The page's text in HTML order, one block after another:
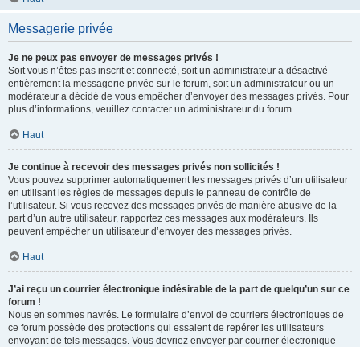
Messagerie privée
Je ne peux pas envoyer de messages privés !
Soit vous n’êtes pas inscrit et connecté, soit un administrateur a désactivé
entièrement la messagerie privée sur le forum, soit un administrateur ou un
modérateur a décidé de vous empêcher d’envoyer des messages privés. Pour
plus d’informations, veuillez contacter un administrateur du forum.
Haut
Je continue à recevoir des messages privés non sollicités !
Vous pouvez supprimer automatiquement les messages privés d’un utilisateur
en utilisant les règles de messages depuis le panneau de contrôle de
l’utilisateur. Si vous recevez des messages privés de manière abusive de la
part d’un autre utilisateur, rapportez ces messages aux modérateurs. Ils
peuvent empêcher un utilisateur d’envoyer des messages privés.
Haut
J’ai reçu un courrier électronique indésirable de la part de quelqu’un sur ce
forum !
Nous en sommes navrés. Le formulaire d’envoi de courriers électroniques de
ce forum possède des protections qui essaient de repérer les utilisateurs
envoyant de tels messages. Vous devriez envoyer par courrier électronique